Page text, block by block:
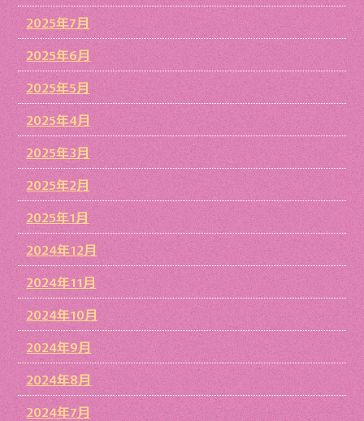
2025年7月
2025年6月
2025年5月
2025年4月
2025年3月
2025年2月
2025年1月
2024年12月
2024年11月
2024年10月
2024年9月
2024年8月
2024年7月